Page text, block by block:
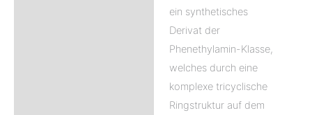
ein synthetisches
Derivat der
Phenethylamin-Klasse,
welches durch eine
komplexe tricyclische
Ringstruktur auf dem